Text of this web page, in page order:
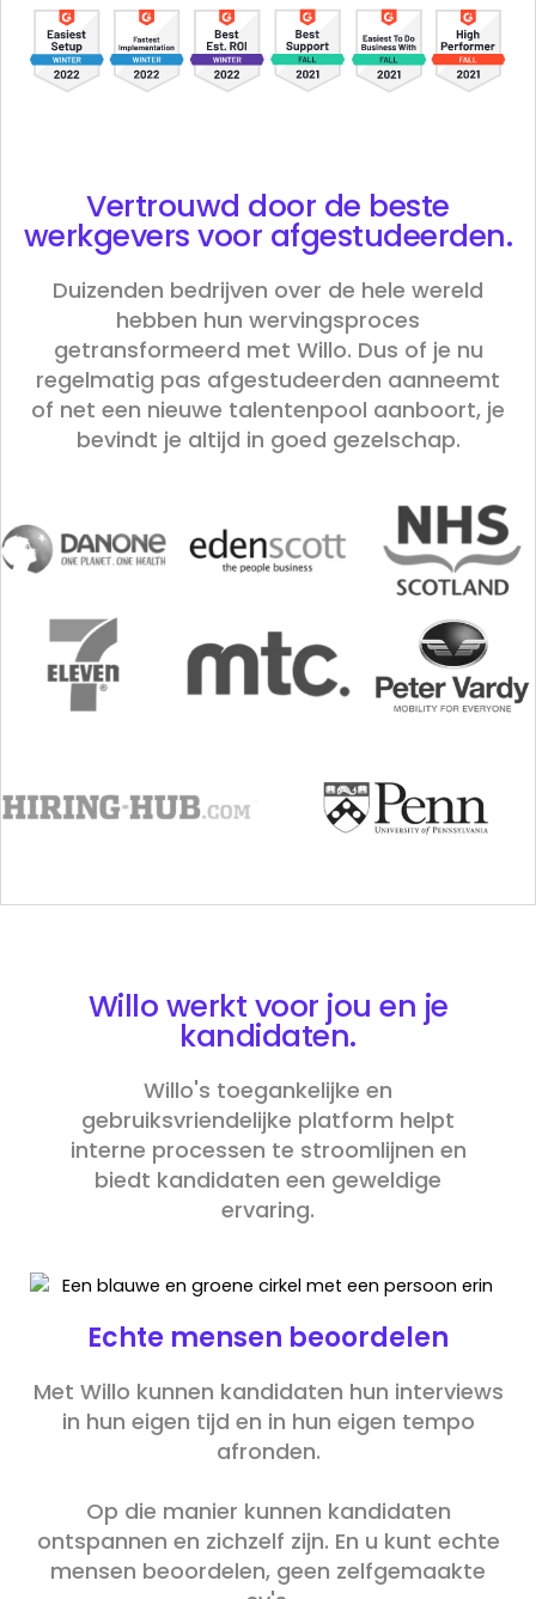
Vertrouwd door de beste
werkgeversvoor afgestudeerden.
Duizenden bedrijven over de hele wereld
hebben hun wervingsproces
getransformeerd met Willo. Dus of je nu
regelmatig pas afgestudeerden aanneemt
of net een nieuwe talentenpool aanboort, je
bevindt je altijd in goed gezelschap.
Willo werkt voor jou en je
kandidaten.
Willo's toegankelijke en
gebruiksvriendelijke platform helpt
interne processen te stroomlijnen en
biedt kandidaten een geweldige
ervaring.
Echte mensen beoordelen
Met Willo kunnen kandidaten hun interviews
in hun eigen tijd en in hun eigen tempo
afronden.
Op die manier kunnen kandidaten
ontspannen en zichzelf zijn. En u kunt echte
mensen beoordelen, geen zelfgemaakte